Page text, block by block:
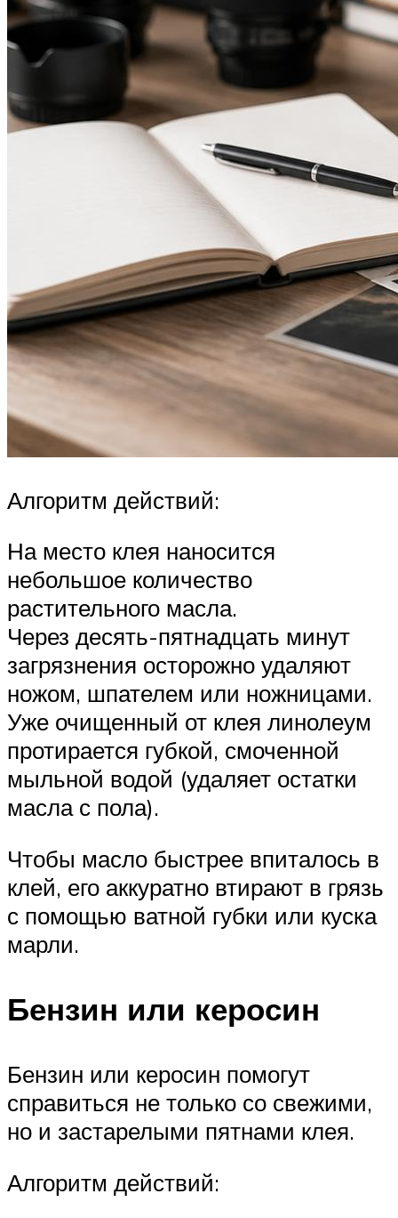
Алгоритм действий:
На место клея наносится
небольшое количество
растительного масла.
Через десять-пятнадцать минут
загрязнения осторожно удаляют
ножом, шпателем или ножницами.
Уже очищенный от клея линолеум
протирается губкой, смоченной
мыльной водой (удаляет остатки
масла с пола).
Чтобы масло быстрее впиталось в
клей, его аккуратно втирают в грязь
с помощью ватной губки или куска
марли.
Бензин или керосин
Бензин или керосин помогут
справиться не только со свежими,
но и застарелыми пятнами клея.
Алгоритм действий: